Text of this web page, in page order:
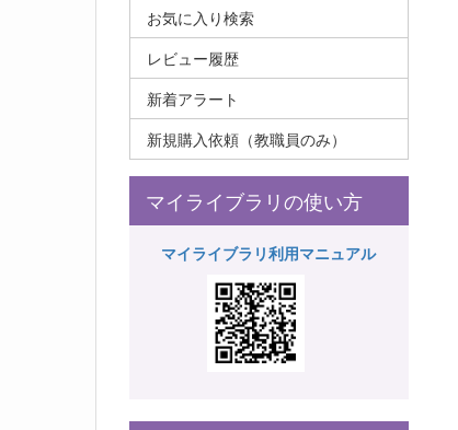
お気に入り検索
レビュー履歴
新着アラート
新規購入依頼（教職員のみ）
マイライブラリの使い方
マイライブラリ利用マニュアル